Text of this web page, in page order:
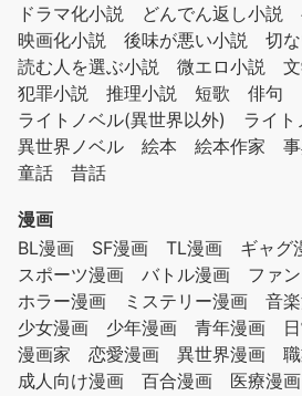
ドラマ化小説
どんでん返し小説
映画化小説
後味が悪い小説
切
読む人を選ぶ小説
微エロ小説
犯罪小説
推理小説 短歌
俳句
ライトノベル(異世界以外)
ライト
異世界ノベル
絵本 絵本作家
童話
昔話
漫画
BL漫画
SF漫画 TL漫画 ギャグ
スポーツ漫画
バトル漫画
ファ
ホラー漫画
ミステリー漫画 音
少女漫画
少年漫画 青年漫画
漫画家
恋愛漫画 異世界漫画
成人向け漫画
百合漫画 医療漫画